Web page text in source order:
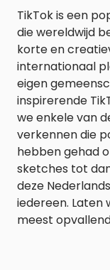
TikTok is een
die wereldwijd
korte en
internationaal
eigen
inspirerende
we enkele van
verkennen die
hebben gehad
sketches tot
deze
iedereen. Laten
meest